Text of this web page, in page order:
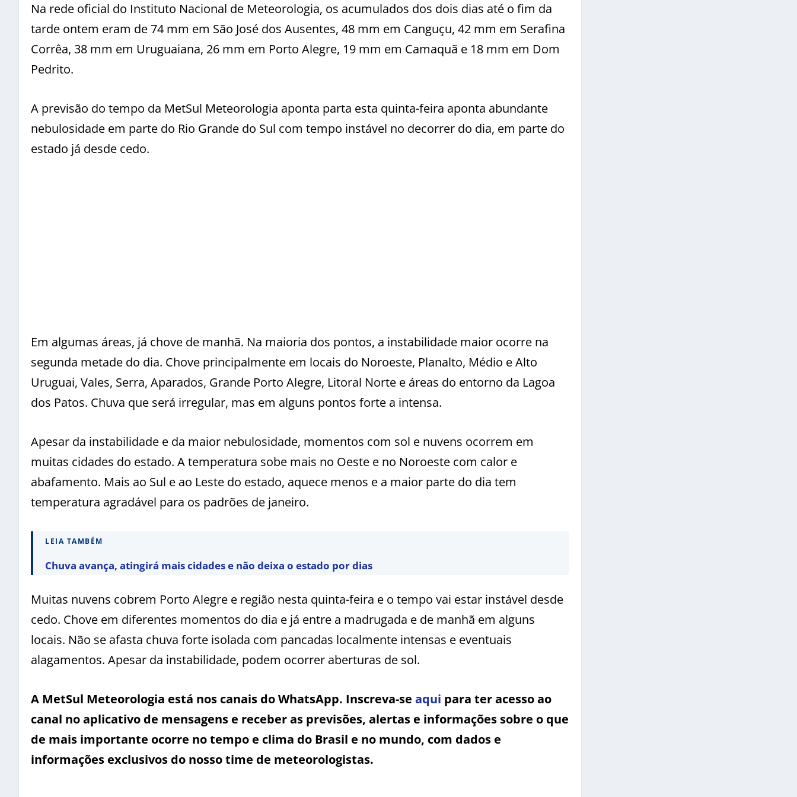
Na rede oficial do Instituto Nacional de Meteorologia, os acumulados dos dois dias até o fim da
tarde ontem eram de 74 mm em São José dos Ausentes, 48 mm em Canguçu, 42 mm em Serafina
Corrêa, 38 mm em Uruguaiana, 26 mm em Porto Alegre, 19 mm em Camaquã e 18 mm em Dom
Pedrito.
A previsão do tempo da MetSul Meteorologia aponta parta esta quinta-feira aponta abundante
nebulosidade em parte do Rio Grande do Sul com tempo instável no decorrer do dia, em parte do
estado já desde cedo.
Em algumas áreas, já chove de manhã. Na maioria dos pontos, a instabilidade maior ocorre na
segunda metade do dia. Chove principalmente em locais do Noroeste, Planalto, Médio e Alto
Uruguai, Vales, Serra, Aparados, Grande Porto Alegre, Litoral Norte e áreas do entorno da Lagoa
dos Patos. Chuva que será irregular, mas em alguns pontos forte a intensa.
Apesar da instabilidade e da maior nebulosidade, momentos com sol e nuvens ocorrem em
muitas cidades do estado. A temperatura sobe mais no Oeste e no Noroeste com calor e
abafamento. Mais ao Sul e ao Leste do estado, aquece menos e a maior parte do dia tem
temperatura agradável para os padrões de janeiro.
LEIA TAMBÉM
Chuva avança, atingirá mais cidades e não deixa o estado por dias
Muitas nuvens cobrem Porto Alegre e região nesta quinta-feira e o tempo vai estar instável desde
cedo. Chove em diferentes momentos do dia e já entre a madrugada e de manhã em alguns
locais. Não se afasta chuva forte isolada com pancadas localmente intensas e eventuais
alagamentos. Apesar da instabilidade, podem ocorrer aberturas de sol.
A MetSul Meteorologia está nos canais do WhatsApp. Inscreva-se aqui para ter acesso ao
canal no aplicativo de mensagens e receber as previsões, alertas e informações sobre o que
de mais importante ocorre no tempo e clima do Brasil e no mundo, com dados e
informações exclusivos do nosso time de meteorologistas.